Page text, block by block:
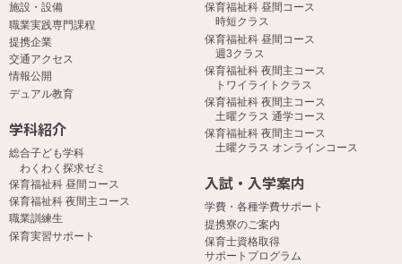
施設・設備
職業実践専門課程
提携企業
交通アクセス
情報公開
デュアル教育
保育福祉科 昼間コース
時短クラス
保育福祉科 昼間コース
週3クラス
保育福祉科 夜間主コース
トワイライトクラス
保育福祉科 夜間主コース
土曜クラス 通学コース
保育福祉科 夜間主コース
土曜クラス オンラインコース
学科紹介
総合子ども学科
わくわく探求ゼミ
保育福祉科 昼間コース
保育福祉科 夜間主コース
職業訓練生
保育実習サポート
入試・入学案内
学費・各種学費サポート
提携寮のご案内
保育士資格取得
サポートプログラム